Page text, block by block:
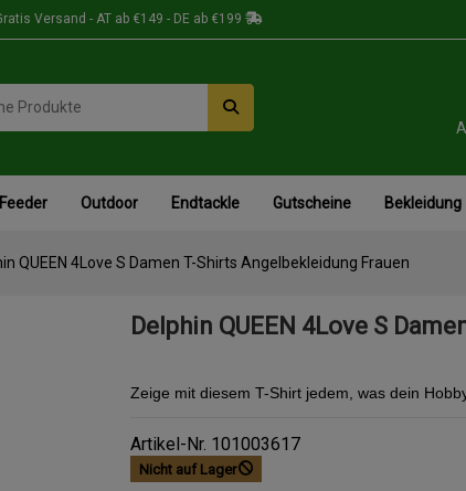
Versand - AT ab €149 - DE ab €199
Outdoor Endtackle Gutscheine Bekleidung
QUEEN 4Love S Damen T-Shirts Angelbekleidung Frauen
Delphin QUEEN 4Love S
Zeige mit diesem T-Shirt jedem, was dein
Artikel-Nr. 101003617
Nicht auf Lager